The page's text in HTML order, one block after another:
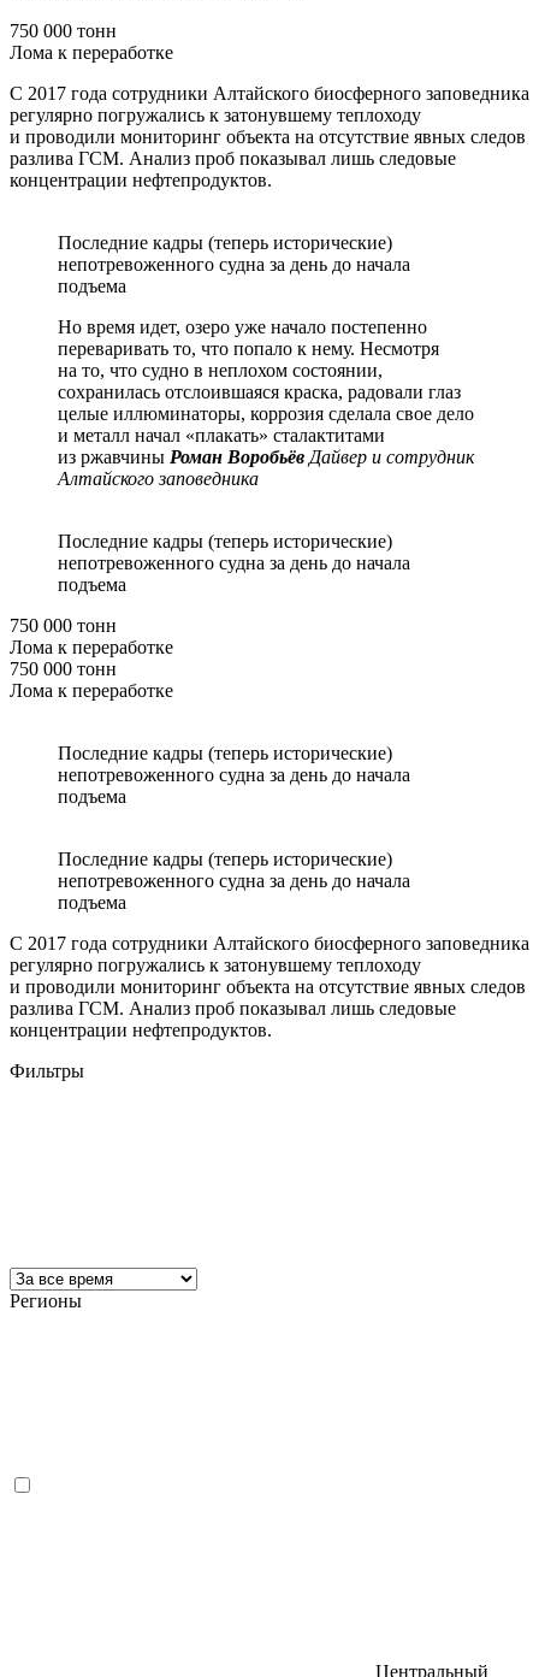
750 000 тонн
Лома к переработке
С 2017 года сотрудники Алтайского биосферного заповедника
регулярно погружались к затонувшему теплоходу
и проводили мониторинг объекта на отсутствие явных следов
разлива ГСМ. Анализ проб показывал лишь следовые
концентрации нефтепродуктов.
Последние кадры (теперь исторические)
непотревоженного судна за день до начала
подъема
Но время идет, озеро уже начало постепенно
переваривать то, что попало к нему. Несмотря
на то, что судно в неплохом состоянии,
сохранилась отслоившаяся краска, радовали глаз
целые иллюминаторы, коррозия сделала свое дело
и металл начал «плакать» сталактитами
из ржавчины Роман Воробьёв Дайвер и сотрудник
Алтайского заповедника
Последние кадры (теперь исторические)
непотревоженного судна за день до начала
подъема
750 000 тонн
Лома к переработке
750 000 тонн
Лома к переработке
Последние кадры (теперь исторические)
непотревоженного судна за день до начала
подъема
Последние кадры (теперь исторические)
непотревоженного судна за день до начала
подъема
С 2017 года сотрудники Алтайского биосферного заповедника
регулярно погружались к затонувшему теплоходу
и проводили мониторинг объекта на отсутствие явных следов
разлива ГСМ. Анализ проб показывал лишь следовые
концентрации нефтепродуктов.
Фильтры
Регионы
Центральный